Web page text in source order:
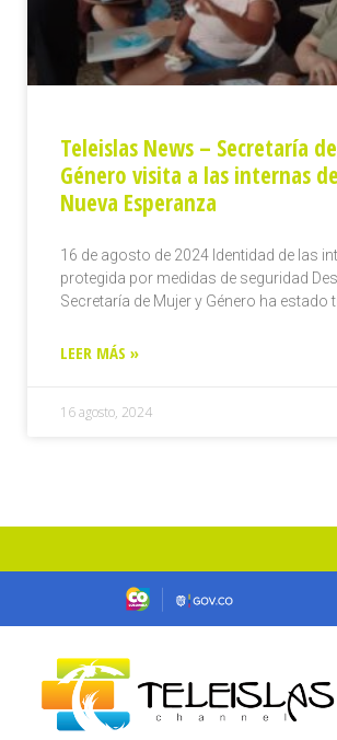
Teleislas News – Secretaría
Género visita a las internas
Nueva Esperanza
16 de agosto de 2024 Identidad de las
protegida por medidas de seguridad
Secretaría de Mujer y Género ha estado
LEER MÁS »
16 agosto, 2024